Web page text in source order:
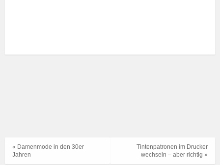
Tintenpatronen im Drucker
wechseln – aber richtig »
« Damenmode in den 30er
Jahren